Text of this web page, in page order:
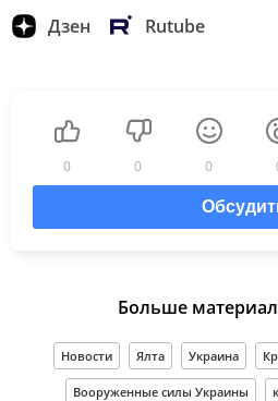
Дзен Rutube
0 0 0
Больше
Новости Ялта Украина
Вооруженные силы Украины